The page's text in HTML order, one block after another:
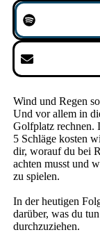
Wind und Regen
Und vor allem in
Golfplatz rechnen.
5 Schläge kosten
dir, worauf du bei
achten musst und
zu spielen.
In der heutigen
darüber, was du
durchzuziehen.